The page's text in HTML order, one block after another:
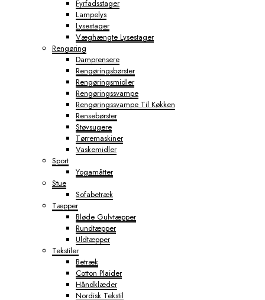
Fyrfadsstager
Lampelys
Lysestager
Væghængte Lysestager
Rengøring
Damprensere
Rengøringsbørster
Rengøringsmidler
Rengøringssvampe
Rengøringssvampe Til Køkken
Rensebørster
Støvsugere
Tørremaskiner
Vaskemidler
Sport
Yogamåtter
Stue
Sofabetræk
Tæpper
Bløde Gulvtæpper
Rundtæpper
Uldtæpper
Tekstiler
Betræk
Cotton Plaider
Håndklæder
Nordisk Tekstil